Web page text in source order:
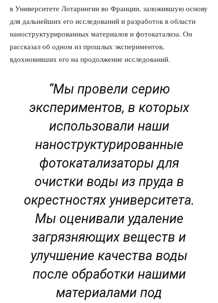
в Университете Лотарингии во Франции, заложившую основу
для дальнейших его исследований и разработок в области
наноструктурированных материалов и фотокатализа. Он
рассказал об одном из прошлых экспериментов,
вдохновивших его на продолжение исследований.
“Мы провели серию
экспериментов, в которых
использовали наши
наноструктурированные
фотокатализаторы для
очистки воды из пруда в
окрестностях университета.
Мы оценивали удаление
загрязняющих веществ и
улучшение качества воды
после обработки нашими
материалами под